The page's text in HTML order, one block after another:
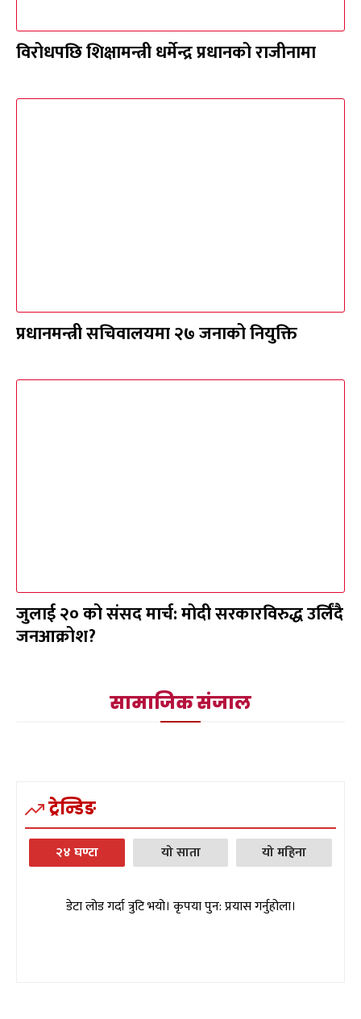
विरोधपछि शिक्षामन्त्री धर्मेन्द्र प्रधानको राजीनामा
प्रधानमन्त्री सचिवालयमा २७ जनाको नियुक्ति
जुलाई २० को संसद मार्च: मोदी सरकारविरुद्ध उर्लिंदै
जनआक्रोश?
सामाजिक संजाल
ट्रेन्डिङ
२४ घण्टा यो साता यो महिना
डेटा लोड गर्दा त्रुटि भयो। कृपया पुन: प्रयास गर्नुहोला।